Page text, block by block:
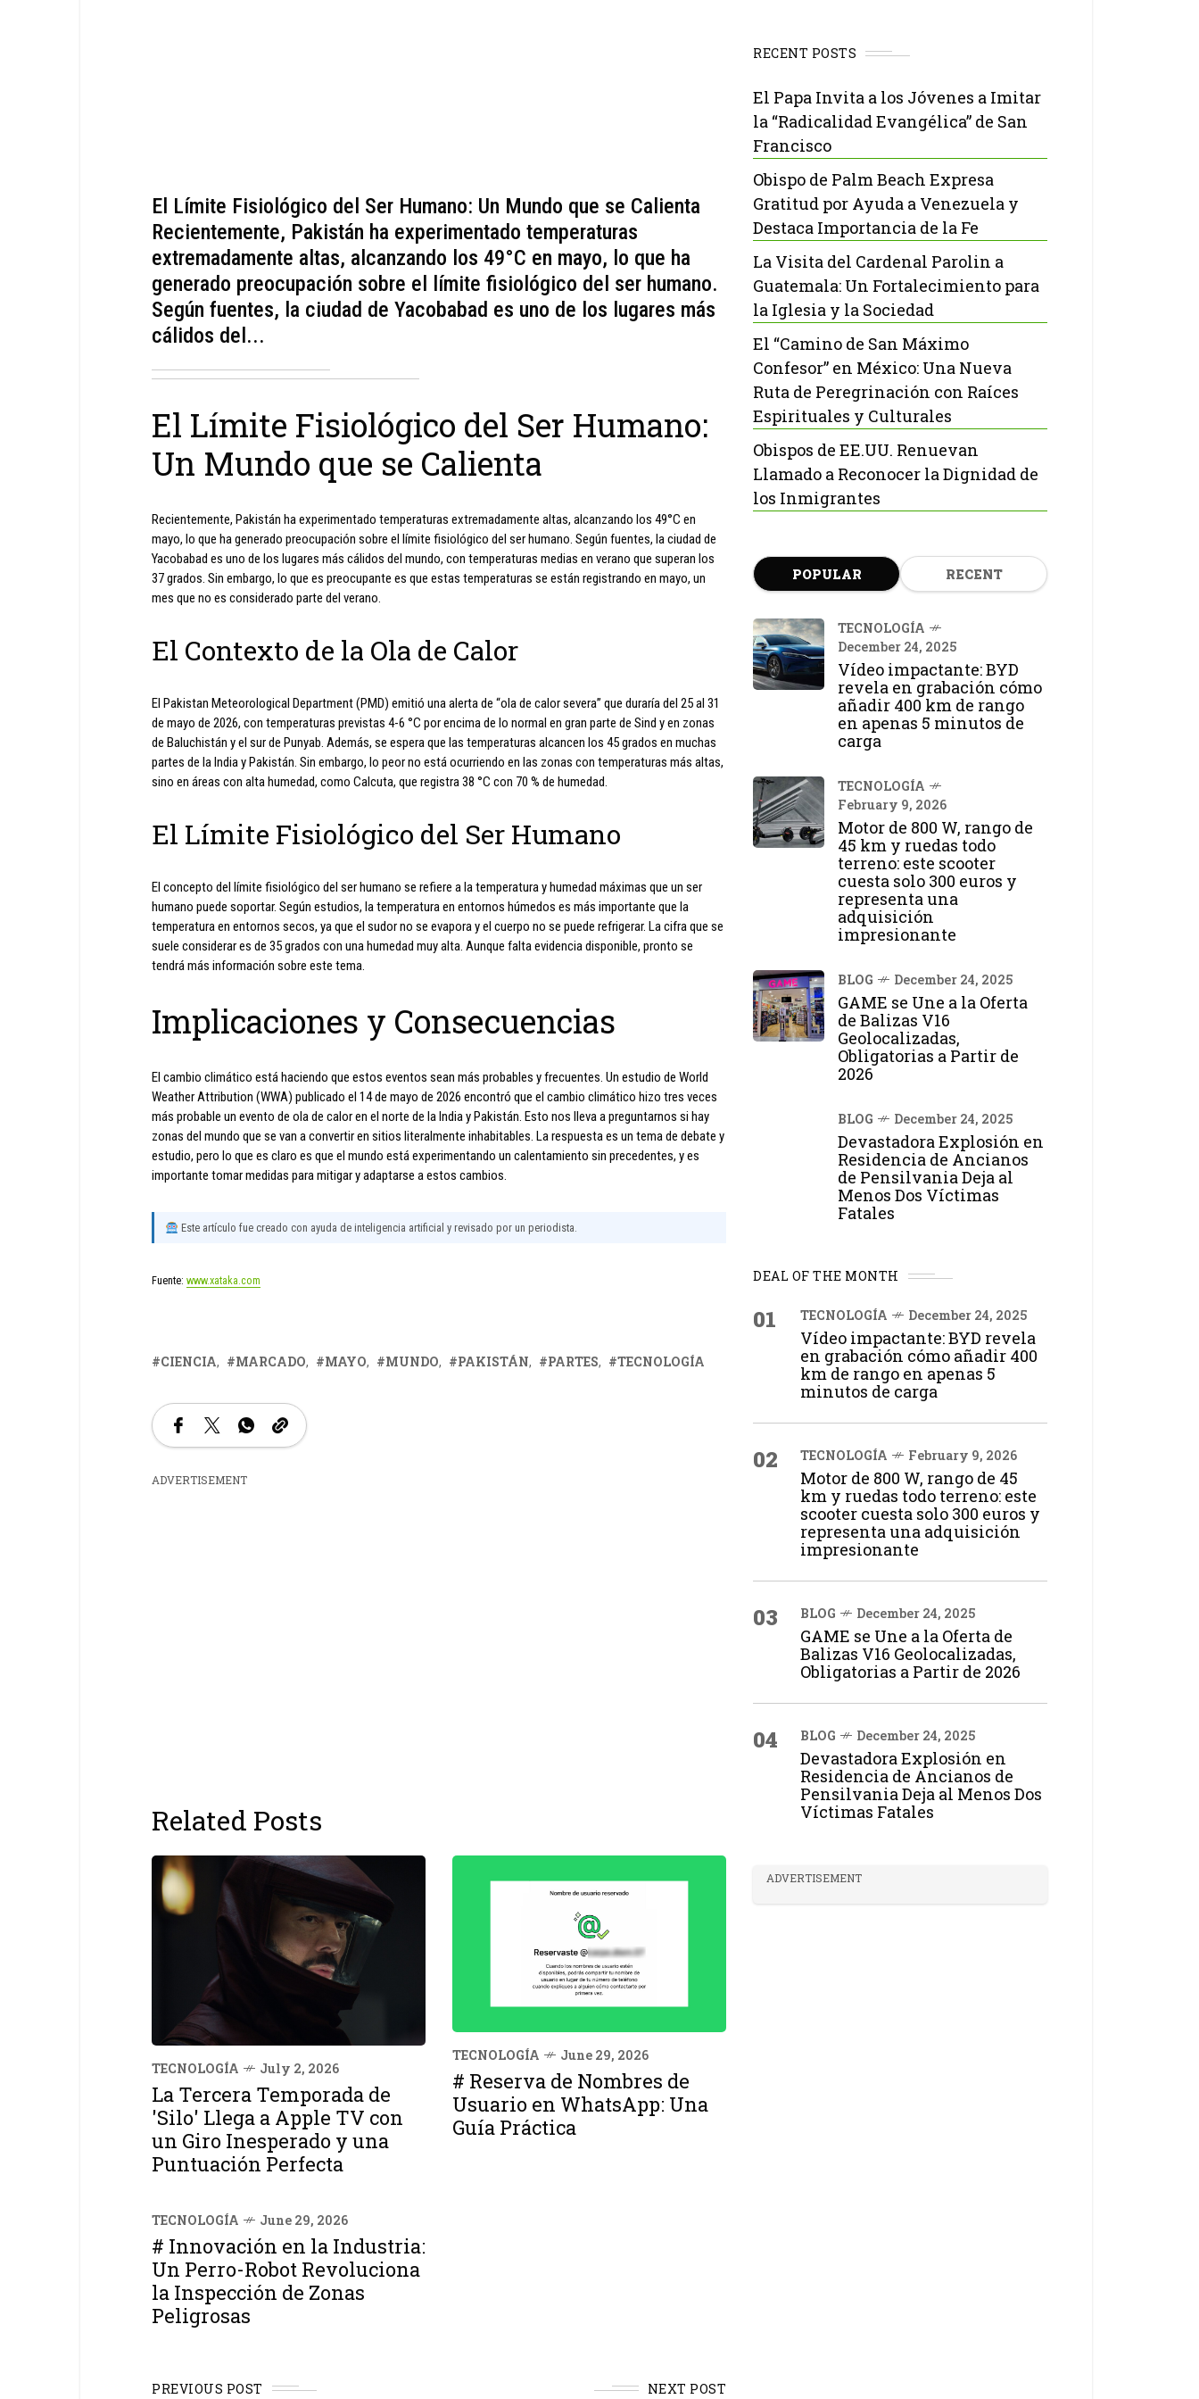
El Límite Fisiológico del Ser Humano: Un Mundo que se Calienta
Recientemente, Pakistán ha experimentado temperaturas
extremadamente altas, alcanzando los 49°C en mayo, lo que ha
generado preocupación sobre el límite fisiológico del ser humano.
Según fuentes, la ciudad de Yacobabad es uno de los lugares más
cálidos del...
El Límite Fisiológico del Ser Humano:
Un Mundo que se Calienta
Recientemente, Pakistán ha experimentado temperaturas extremadamente altas, alcanzando los 49°C en
mayo, lo que ha generado preocupación sobre el límite fisiológico del ser humano. Según fuentes, la ciudad de
Yacobabad es uno de los lugares más cálidos del mundo, con temperaturas medias en verano que superan los
37 grados. Sin embargo, lo que es preocupante es que estas temperaturas se están registrando en mayo, un
mes que no es considerado parte del verano.
El Contexto de la Ola de Calor
El Pakistan Meteorological Department (PMD) emitió una alerta de “ola de calor severa” que duraría del 25 al 31
de mayo de 2026, con temperaturas previstas 4-6 °C por encima de lo normal en gran parte de Sind y en zonas
de Baluchistán y el sur de Punyab. Además, se espera que las temperaturas alcancen los 45 grados en muchas
partes de la India y Pakistán. Sin embargo, lo peor no está ocurriendo en las zonas con temperaturas más altas,
sino en áreas con alta humedad, como Calcuta, que registra 38 °C con 70 % de humedad.
El Límite Fisiológico del Ser Humano
El concepto del límite fisiológico del ser humano se refiere a la temperatura y humedad máximas que un ser
humano puede soportar. Según estudios, la temperatura en entornos húmedos es más importante que la
temperatura en entornos secos, ya que el sudor no se evapora y el cuerpo no se puede refrigerar. La cifra que se
suele considerar es de 35 grados con una humedad muy alta. Aunque falta evidencia disponible, pronto se
tendrá más información sobre este tema.
Implicaciones y Consecuencias
El cambio climático está haciendo que estos eventos sean más probables y frecuentes. Un estudio de World
Weather Attribution (WWA) publicado el 14 de mayo de 2026 encontró que el cambio climático hizo tres veces
más probable un evento de ola de calor en el norte de la India y Pakistán. Esto nos lleva a preguntarnos si hay
zonas del mundo que se van a convertir en sitios literalmente inhabitables. La respuesta es un tema de debate y
estudio, pero lo que es claro es que el mundo está experimentando un calentamiento sin precedentes, y es
importante tomar medidas para mitigar y adaptarse a estos cambios.
Este artículo fue creado con ayuda de inteligencia artificial y revisado por un periodista.
Fuente: www.xataka.com
CIENCIA MARCADO MAYO MUNDO PAKISTÁN PARTES TECNOLOGÍA
ADVERTISEMENT
Related Posts
TECNOLOGÍA July 2, 2026
La Tercera Temporada de
'Silo' Llega a Apple TV con
un Giro Inesperado y una
Puntuación Perfecta
TECNOLOGÍA June 29, 2026
# Reserva de Nombres de
Usuario en WhatsApp: Una
Guía Práctica
TECNOLOGÍA June 29, 2026
# Innovación en la Industria:
Un Perro-Robot Revoluciona
la Inspección de Zonas
Peligrosas
PREVIOUS POST NEXT POST
RECENT POSTS
El Papa Invita a los Jóvenes a Imitar
la “Radicalidad Evangélica” de San
Francisco
Obispo de Palm Beach Expresa
Gratitud por Ayuda a Venezuela y
Destaca Importancia de la Fe
La Visita del Cardenal Parolin a
Guatemala: Un Fortalecimiento para
la Iglesia y la Sociedad
El “Camino de San Máximo
Confesor” en México: Una Nueva
Ruta de Peregrinación con Raíces
Espirituales y Culturales
Obispos de EE.UU. Renuevan
Llamado a Reconocer la Dignidad de
los Inmigrantes
POPULAR RECENT
TECNOLOGÍA
December 24, 2025
Vídeo impactante: BYD
revela en grabación cómo
añadir 400 km de rango
en apenas 5 minutos de
carga
TECNOLOGÍA
February 9, 2026
Motor de 800 W, rango de
45 km y ruedas todo
terreno: este scooter
cuesta solo 300 euros y
representa una
adquisición
impresionante
BLOG December 24, 2025
GAME se Une a la Oferta
de Balizas V16
Geolocalizadas,
Obligatorias a Partir de
2026
BLOG December 24, 2025
Devastadora Explosión en
Residencia de Ancianos
de Pensilvania Deja al
Menos Dos Víctimas
Fatales
DEAL OF THE MONTH
01 TECNOLOGÍA December 24, 2025
Vídeo impactante: BYD revela
en grabación cómo añadir 400
km de rango en apenas 5
minutos de carga
02 TECNOLOGÍA February 9, 2026
Motor de 800 W, rango de 45
km y ruedas todo terreno: este
scooter cuesta solo 300 euros y
representa una adquisición
impresionante
03 BLOG December 24, 2025
GAME se Une a la Oferta de
Balizas V16 Geolocalizadas,
Obligatorias a Partir de 2026
04 BLOG December 24, 2025
Devastadora Explosión en
Residencia de Ancianos de
Pensilvania Deja al Menos Dos
Víctimas Fatales
ADVERTISEMENT